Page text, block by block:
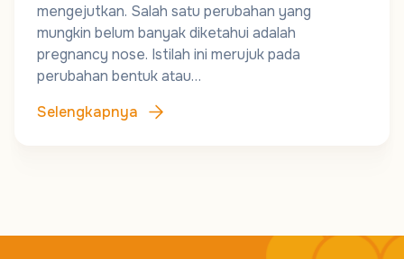
mengejutkan. Salah satu perubahan yang
mungkin belum banyak diketahui adalah
pregnancy nose. Istilah ini merujuk pada
perubahan bentuk atau…
Selengkapnya